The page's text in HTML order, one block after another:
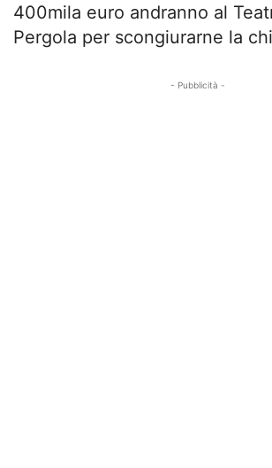
400mila euro andranno al
Pergola per scongiurarne la
- Pubblicità -